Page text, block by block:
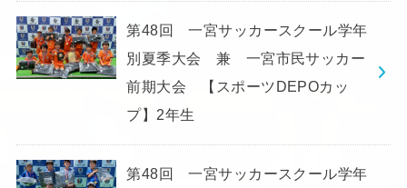
第48回 一宮サッカースクール学年
別夏季大会 兼 一宮市民サッカー
前期大会 【スポーツDEPOカッ
プ】2年生
第48回 一宮サッカースクール学年